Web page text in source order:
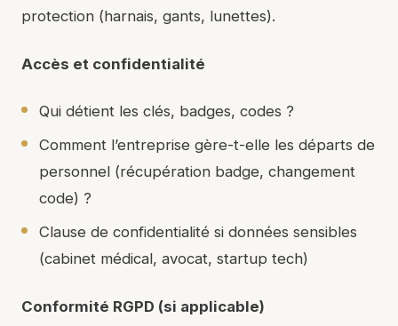
protection (harnais, gants, lunettes).
Accès et confidentialité
Qui détient les clés, badges, codes ?
Comment l’entreprise gère-t-elle les départs de
personnel (récupération badge, changement
code) ?
Clause de confidentialité si données sensibles
(cabinet médical, avocat, startup tech)
Conformité RGPD (si applicable)